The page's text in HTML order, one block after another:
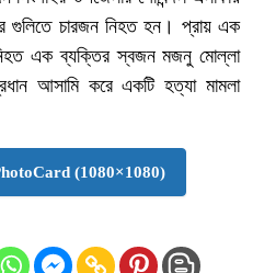
গুলিতে চারজন নিহত হন। প্রায় এক
এক ব্যক্তির স্বজন মজনু মোল্লা
আসামি করে একটি হত্যা মামলা
(1080×1080)